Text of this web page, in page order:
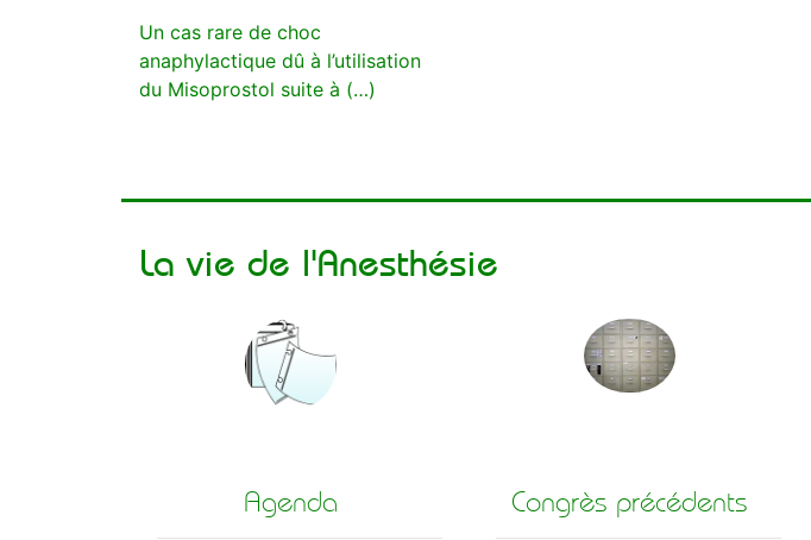
Un cas rare de choc
anaphylactique dû à l’utilisation
du Misoprostol suite à (…)
La vie de l'Anesthésie
Agenda Congrès précédents